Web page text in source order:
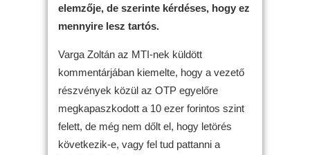
elemzője, de szerinte kérdéses, hogy ez
mennyire lesz tartós.
Varga Zoltán az MTI-nek küldött
kommentárjában kiemelte, hogy a vezető
részvények közül az OTP egyelőre
megkapaszkodott a 10 ezer forintos szint
felett, de még nem dőlt el, hogy letörés
következik-e, vagy fel tud pattanni a